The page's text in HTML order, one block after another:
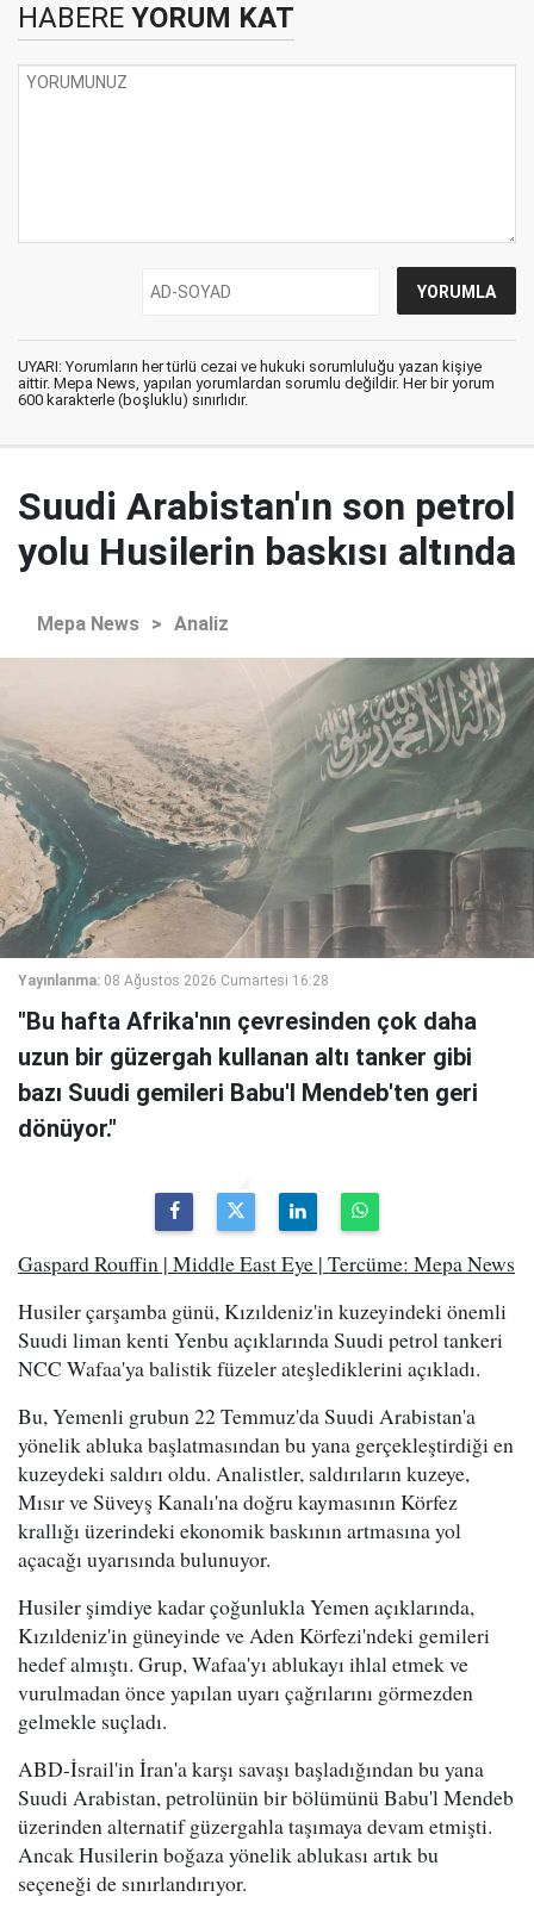
HABERE YORUM KAT
UYARI: Yorumların her türlü cezai ve hukuki sorumluluğu yazan kişiye
aittir. Mepa News, yapılan yorumlardan sorumlu değildir. Her bir yorum
600 karakterle (boşluklu) sınırlıdır.
Suudi Arabistan'ın son petrol
yolu Husilerin baskısı altında
Mepa News > Analiz
Yayınlanma: 08 Ağustos 2026 Cumartesi 16:28
"Bu hafta Afrika'nın çevresinden çok daha
uzun bir güzergah kullanan altı tanker gibi
bazı Suudi gemileri Babu'l Mendeb'ten geri
dönüyor."
Gaspard Rouffin | Middle East Eye | Tercüme: Mepa News
Husiler çarşamba günü, Kızıldeniz'in kuzeyindeki önemli
Suudi liman kenti Yenbu açıklarında Suudi petrol tankeri
NCC Wafaa'ya balistik füzeler ateşlediklerini açıkladı.
Bu, Yemenli grubun 22 Temmuz'da Suudi Arabistan'a
yönelik abluka başlatmasından bu yana gerçekleştirdiği en
kuzeydeki saldırı oldu. Analistler, saldırıların kuzeye,
Mısır ve Süveyş Kanalı'na doğru kaymasının Körfez
krallığı üzerindeki ekonomik baskının artmasına yol
açacağı uyarısında bulunuyor.
Husiler şimdiye kadar çoğunlukla Yemen açıklarında,
Kızıldeniz'in güneyinde ve Aden Körfezi'ndeki gemileri
hedef almıştı. Grup, Wafaa'yı ablukayı ihlal etmek ve
vurulmadan önce yapılan uyarı çağrılarını görmezden
gelmekle suçladı.
ABD-İsrail'in İran'a karşı savaşı başladığından bu yana
Suudi Arabistan, petrolünün bir bölümünü Babu'l Mendeb
üzerinden alternatif güzergahla taşımaya devam etmişti.
Ancak Husilerin boğaza yönelik ablukası artık bu
seçeneği de sınırlandırıyor.